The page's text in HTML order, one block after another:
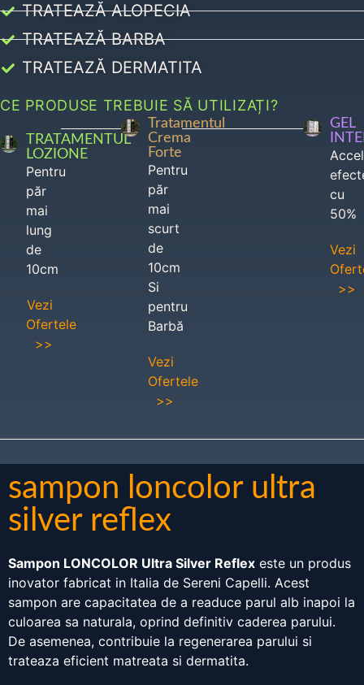
TRATEAZĂ ALOPECIA
TRATEAZĂ BARBA
TRATEAZĂ DERMATITA
CE PRODUSE TREBUIE SĂ UTILIZAȚI?
TRATAMENTUL
LOZIONE
Pentru
păr
mai
lung
de
10cm
Vezi
Ofertele
>>
Tratamentul
Crema
Forte
Pentru
păr
mai
scurt
de
10cm
Si
pentru
Barbă
Vezi
Ofertele
>>
GEL
cu
50%
Vezi
>>
sampon loncolor ultra
silver reflex
Sampon LONCOLOR Ultra Silver Reflex este un produs
inovator fabricat in Italia de Sereni Capelli. Acest
sampon are capacitatea de a readuce parul alb inapoi la
culoarea sa naturala, oprind definitiv caderea parului.
De asemenea, contribuie la regenerarea parului si
trateaza eficient matreata si dermatita.